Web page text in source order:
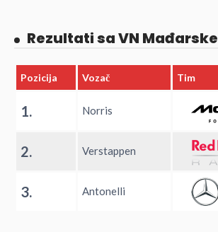
Rezultati sa VN Mađarske
Pozicija Vozač Tim
1. Norris
2. Verstappen
3. Antonelli